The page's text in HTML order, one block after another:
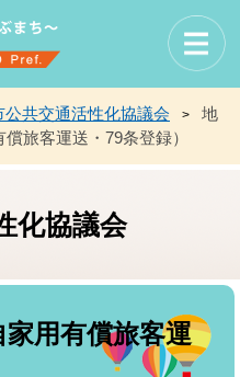
公共交通活性化協議会 >
地
旅客運送・79条登録）
化協議会
用有償旅客運